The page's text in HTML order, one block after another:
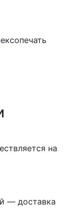
на
— доставка